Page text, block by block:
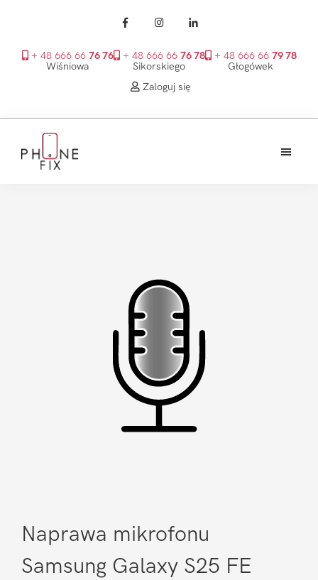
+ 48 666 66 76 76
Wiśniowa
+ 48 666 66 76 78
Sikorskiego
+ 48 666 66 79 78
Głogówek
Zaloguj się
głównego
Naprawa mikrofonu
Samsung Galaxy S25 FE